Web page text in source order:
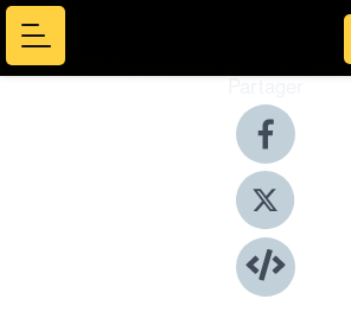
Partager